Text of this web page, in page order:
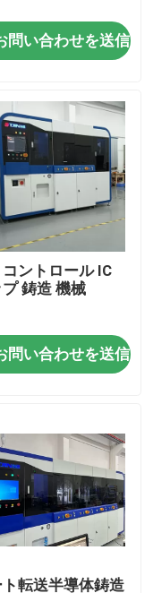
問い合わせを送信
コントロール IC
鋳造 機械
問い合わせを送信
転送半導体鋳造